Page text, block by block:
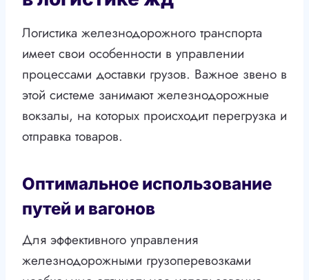
Логистика железнодорожного транспорта
имеет свои особенности в управлении
процессами доставки грузов. Важное звено в
этой системе занимают железнодорожные
вокзалы, на которых происходит перегрузка и
отправка товаров.
Оптимальное использование
путей и вагонов
Для эффективного управления
железнодорожными грузоперевозками